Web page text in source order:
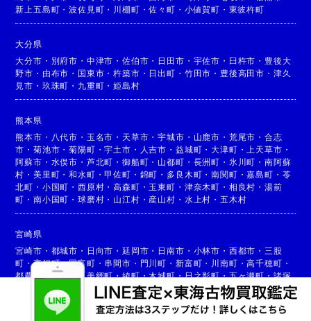
新上五島町 ・波佐見町 ・ 川棚町 ・佐々町 ・ 小値賀町 ・ 東彼杵町
大分県
大分市 ・ 別府市 ・ 中津市 ・佐伯市 ・ 日田市 ・ 宇佐市 ・ 臼杵市 ・ 豊後大
野市 ・ 由布市 ・ 国東市 ・杵築市 ・ 日出町 ・ 竹田市 ・ 豊後高田市 ・ 津久
見市 ・ 玖珠町 ・ 九重町 ・姫島村
熊本県
熊本市 ・ 八代市 ・ 玉名市 ・ 天草市 ・宇城市 ・ 山鹿市 ・ 荒尾市 ・ 合志
市 ・菊池市 ・菊陽町 ・宇土市 ・ 人吉市 ・ 益城町 ・大津町 ・ 上天草市 ・
阿蘇市 ・ 水俣市 ・ 芦北町 ・御船町 ・ 山都町 ・ 長洲町 ・ 氷川町 ・ 南阿蘇
村 ・美里町 ・和水町 ・甲佐町 ・ 錦町 ・ 多良木町 ・南関町 ・嘉島町 ・ 苓
北町 ・ 小国町 ・西原村 ・高森町 ・ 玉東町 ・ 津奈木町 ・ 相良村 ・ 湯前
町 ・南小国町 ・球磨村 ・ 山江村 ・ 産山村 ・ 水上村 ・ 五木村
宮崎県
宮崎市 ・ 都城市 ・ 日向市 ・延岡市 ・ 日南市 ・ 小林市 ・ 西都市 ・ 三股
町 ・高鍋町・国富町 ・ 串間市 ・ 門川町 ・ 新富町 ・ 川南町 ・高千穂町 ・
都農町
高原町 ・美郷町・綾町・木城町・日之影町・五ヶ瀬町・諸塚
椎葉村・ 西米良村